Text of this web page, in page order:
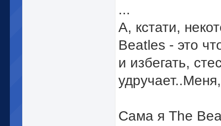
...
А, кстати,
Beatles - это
и избегать,
Сама я The